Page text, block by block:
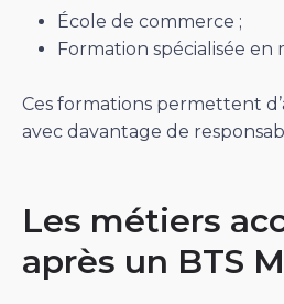
École de commerce ;
Formation spécialisée en
Ces formations permettent
avec davantage de
Les métiers
après un BTS